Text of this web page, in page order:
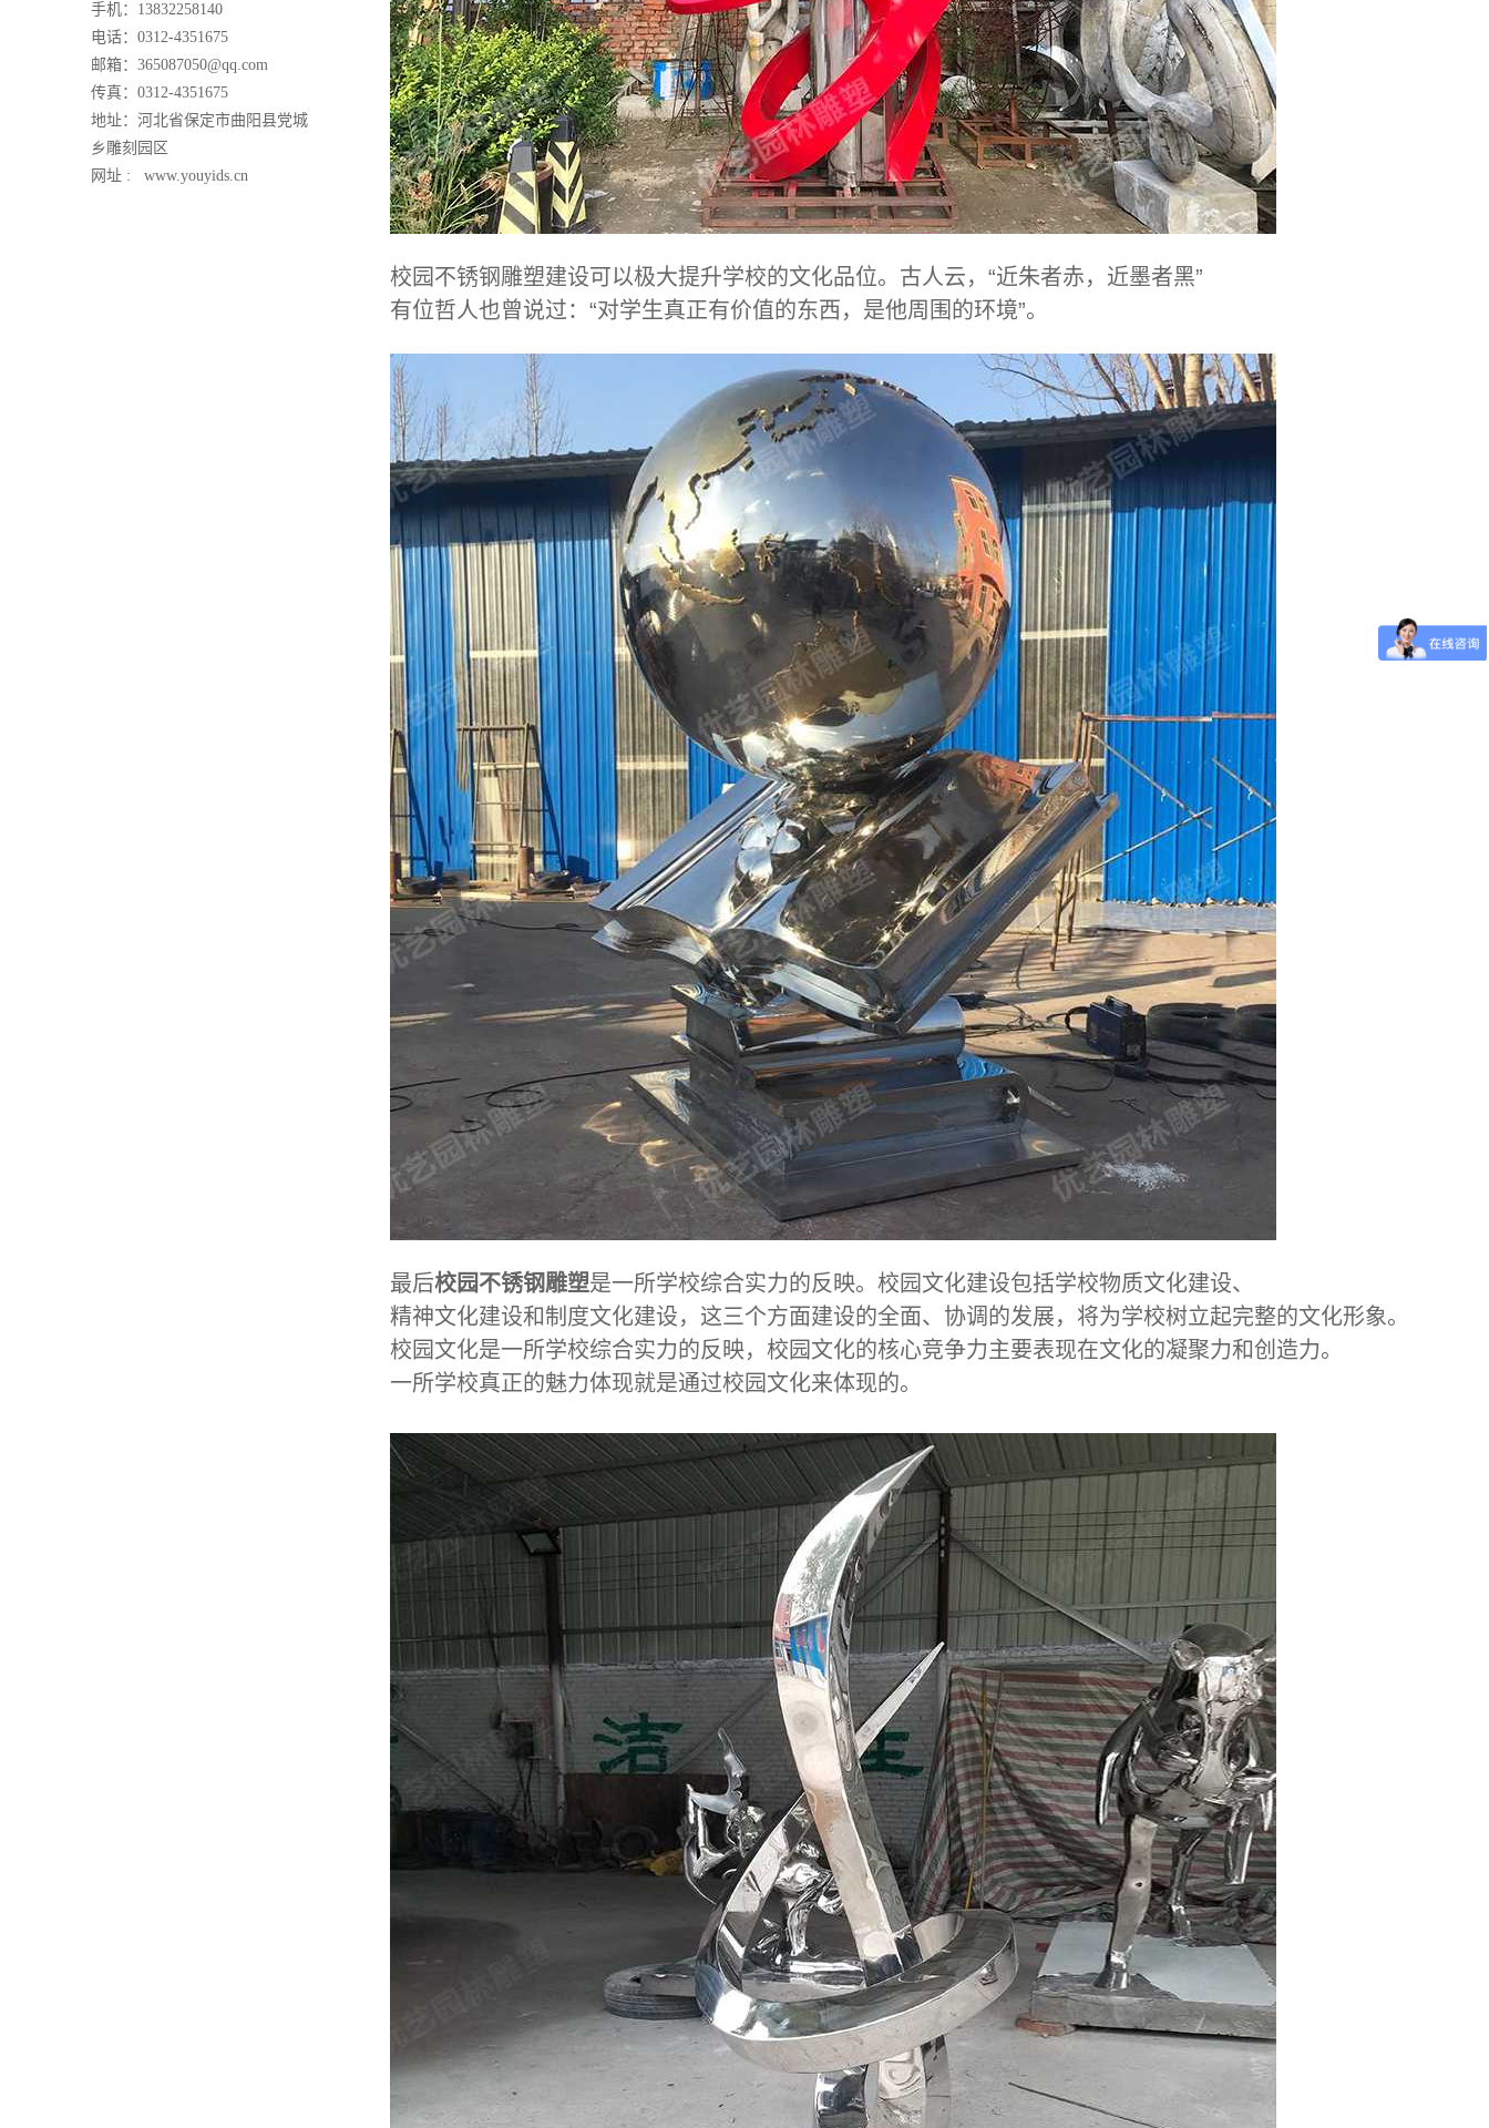
手机：13832258140
电话：0312-4351675
邮箱：365087050@qq.com
传真：0312-4351675
地址：河北省保定市曲阳县党城
乡雕刻园区
网址 : www.youyids.cn
校园不锈钢雕塑建设可以极大提升学校的文化品位。古人云，“近朱者赤，近墨者黑”
有位哲人也曾说过：“对学生真正有价值的东西，是他周围的环境”。
最后校园不锈钢雕塑是一所学校综合实力的反映。校园文化建设包括学校物质文化建设、
精神文化建设和制度文化建设，这三个方面建设的全面、协调的发展，将为学校树立起完整的文化形象。
校园文化是一所学校综合实力的反映，校园文化的核心竞争力主要表现在文化的凝聚力和创造力。
一所学校真正的魅力体现就是通过校园文化来体现的。